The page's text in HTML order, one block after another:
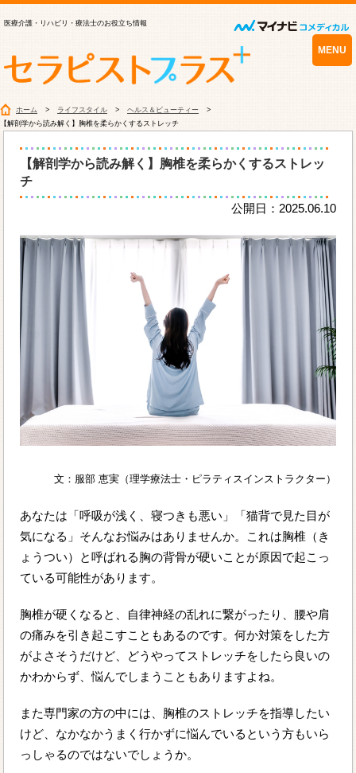
医療介護・リハビリ・療法士のお役立ち情報
MENU
ホーム ライフスタイル
ヘルス＆ビューティー
【解剖学から読み解く】胸椎を柔らかくするストレッチ
【解剖学から読み解く】胸椎を柔らかくするストレッ
チ
公開日：2025.06.10
文：服部 恵実（理学療法士・ピラティスインストラクター）
あなたは「呼吸が浅く、寝つきも悪い」「猫背で見た目が
気になる」そんなお悩みはありませんか。これは胸椎（き
ょうつい）と呼ばれる胸の背骨が硬いことが原因で起こっ
ている可能性があります。
胸椎が硬くなると、自律神経の乱れに繋がったり、腰や肩
の痛みを引き起こすこともあるのです。何か対策をした方
がよさそうだけど、どうやってストレッチをしたら良いの
かわからず、悩んでしまうこともありますよね。
また専門家の方の中には、胸椎のストレッチを指導したい
けど、なかなかうまく行かずに悩んでいるという方もいら
っしゃるのではないでしょうか。